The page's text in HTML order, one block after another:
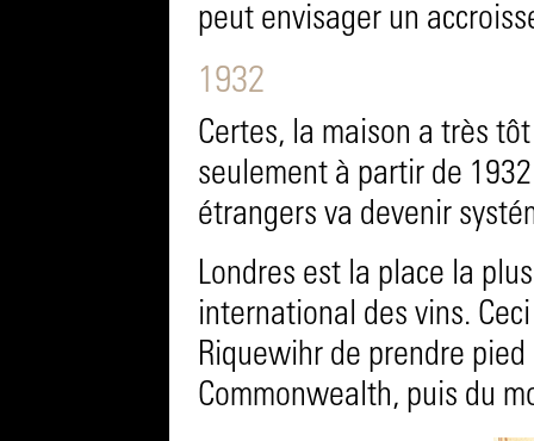
peut envisager un
1932
Certes, la maison a très
seulement à partir de
étrangers va devenir
Londres est la place la
international des vins.
Riquewihr de prendre
Commonwealth, puis du